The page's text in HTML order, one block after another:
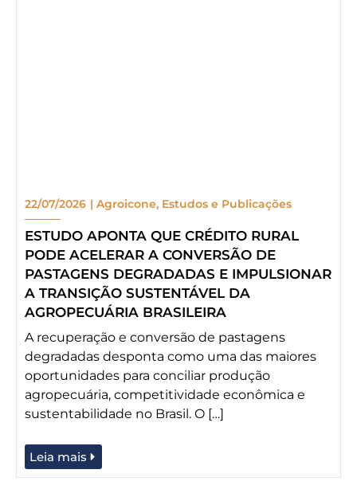
22/07/2026 | Agroicone, Estudos e Publicações
ESTUDO APONTA QUE CRÉDITO RURAL
PODE ACELERAR A CONVERSÃO DE
PASTAGENS DEGRADADAS E IMPULSIONAR
A TRANSIÇÃO SUSTENTÁVEL DA
AGROPECUÁRIA BRASILEIRA
A recuperação e conversão de pastagens
degradadas desponta como uma das maiores
oportunidades para conciliar produção
agropecuária, competitividade econômica e
sustentabilidade no Brasil. O […]
Leia mais